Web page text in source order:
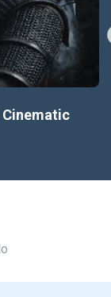
Cinematic